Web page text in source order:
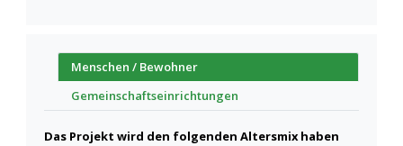
Menschen / Bewohner
Gemeinschaftseinrichtungen
Das Projekt wird den folgenden Altersmix haben